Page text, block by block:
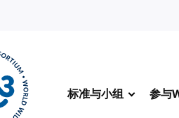
标准与小组 参与